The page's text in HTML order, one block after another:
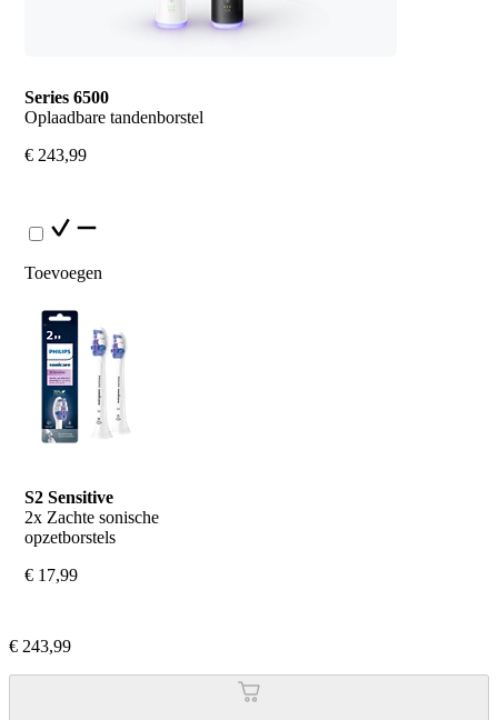
Series 6500
Oplaadbare tandenborstel
€ 243,99
Toevoegen
S2 Sensitive
2x Zachte sonische
opzetborstels
€ 17,99
€ 243,99